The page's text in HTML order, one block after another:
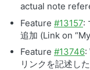
actual note
Feature #13157:
追加 (Link on
Feature #13746:
リンクを記述し